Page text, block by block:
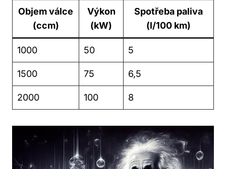
Objem⁤ válce
(ccm)
Výkon
(kW)
Spotřeba paliva
(l/100 km)
1000 50 5
1500 75 6,5
2000 100 8